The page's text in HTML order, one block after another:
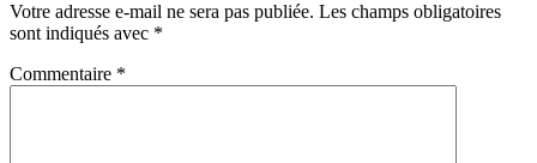
Votre adresse e-mail ne sera pas publiée. Les champs obligatoires
sont indiqués avec *
Commentaire *